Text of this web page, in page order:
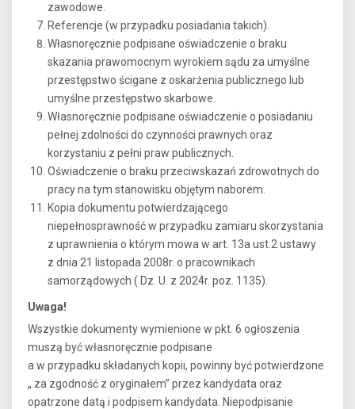
zawodowe.
Referencje (w przypadku posiadania takich).
Własnoręcznie podpisane oświadczenie o braku
skazania prawomocnym wyrokiem sądu za umyślne
przestępstwo ścigane z oskarżenia publicznego lub
umyślne przestępstwo skarbowe.
Własnoręcznie podpisane oświadczenie o posiadaniu
pełnej zdolności do czynności prawnych oraz
korzystaniu z pełni praw publicznych.
Oświadczenie o braku przeciwskazań zdrowotnych do
pracy na tym stanowisku objętym naborem.
Kopia dokumentu potwierdzającego
niepełnosprawność w przypadku zamiaru skorzystania
z uprawnienia o którym mowa w art. 13a ust.2 ustawy
z dnia 21 listopada 2008r. o pracownikach
samorządowych ( Dz. U. z 2024r. poz. 1135).
Uwaga!
Wszystkie dokumenty wymienione w pkt. 6 ogłoszenia
muszą być własnoręcznie podpisane
a w przypadku składanych kopii, powinny być potwierdzone
„ za zgodność z oryginałem” przez kandydata oraz
opatrzone datą i podpisem kandydata. Niepodpisanie